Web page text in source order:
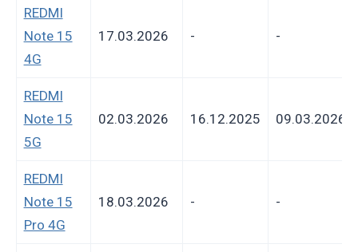
REDMI
Note 15
4G
17.03.2026 - -
REDMI
Note 15
5G
02.03.2026 16.12.2025 09.03.2026
REDMI
Note 15
Pro 4G
18.03.2026 - -